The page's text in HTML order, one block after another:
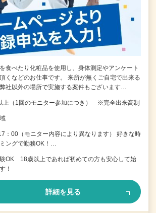
食べたり化粧品を使用し、身体測定やアンケート
くなどのお仕事です。 来所が無くご自宅で出来る
社以外の場所で実施する案件もございます…
上（1回のモニター参加につき） ※完全出来高制
：00（モニター内容により異なります） 好きな時
ングで勤務OK！…
OK 18歳以上であれば初めての方も安心して始
！
詳細を見る